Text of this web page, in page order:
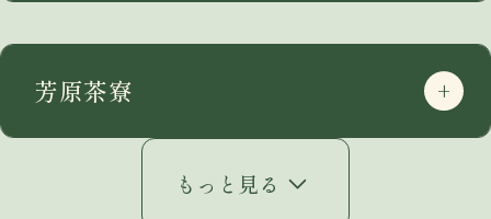
芳原茶寮
もっと見る